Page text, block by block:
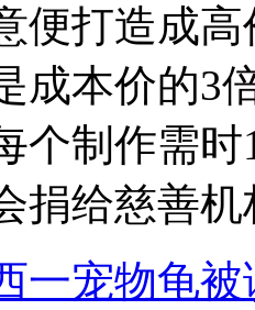
便打造成
成本价的3
个制作需
捐给慈善机
一宠物龟